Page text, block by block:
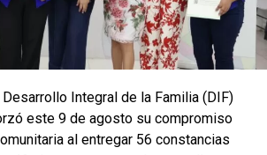
bienestar emocional y físico de
es fundamental para
con responsabilidad,
de servicio. La convivencia ciclista
una iniciativa que impulsa la
los valores institucionales y
más cercana entre la corporación y
Integral de la Familia (DIF)
este 9 de agosto su compromiso
al entregar 56 constancias